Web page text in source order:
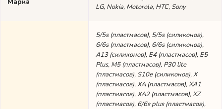
LG, Nokia, Motorola, HTC, Sony
5/5s (пластмасов), 5/5s (силиконов),
6/6s (пластмасов), 6/6s (силиконов),
A13 (силиконов), E4 (пластмасов), E5
Plus, M5 (пластмасов), P30 lite
(пластмасов), S10e (силиконов), X
(пластмасов), XA (пластмасов), XA1
(пластмасов), XA2 (пластмасов), XZ
(пластмасов), 6/6s plus (пластмасов),